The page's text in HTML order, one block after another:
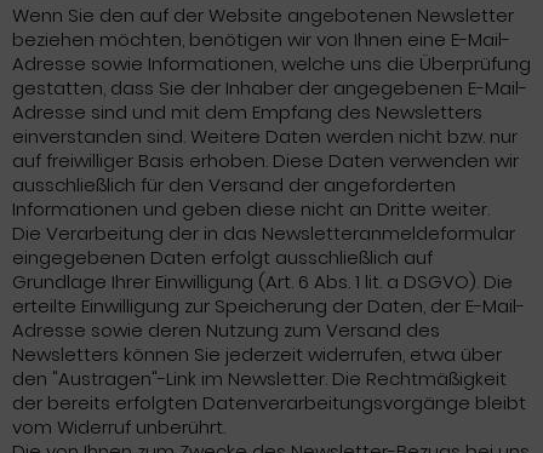
Wenn Sie den auf der Website angebotenen Newsletter
beziehen möchten, benötigen wir von Ihnen eine E-Mail-
Adresse sowie Informationen, welche uns die Überprüfung
gestatten, dass Sie der Inhaber der angegebenen E-Mail-
Adresse sind und mit dem Empfang des Newsletters
einverstanden sind. Weitere Daten werden nicht bzw. nur
auf freiwilliger Basis erhoben. Diese Daten verwenden wir
ausschließlich für den Versand der angeforderten
Informationen und geben diese nicht an Dritte weiter.
Die Verarbeitung der in das Newsletteranmeldeformular
eingegebenen Daten erfolgt ausschließlich auf
Grundlage Ihrer Einwilligung (Art. 6 Abs. 1 lit. a DSGVO). Die
erteilte Einwilligung zur Speicherung der Daten, der E-Mail-
Adresse sowie deren Nutzung zum Versand des
Newsletters können Sie jederzeit widerrufen, etwa über
den "Austragen"-Link im Newsletter. Die Rechtmäßigkeit
der bereits erfolgten Datenverarbeitungsvorgänge bleibt
vom Widerruf unberührt.